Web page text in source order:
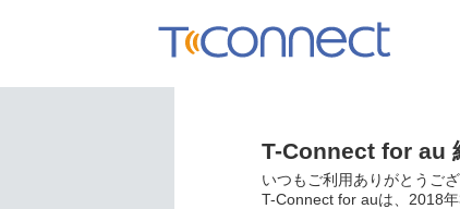
T-Connect for au
いつもご利用ありがとうござ
T-Connect for auは、2018